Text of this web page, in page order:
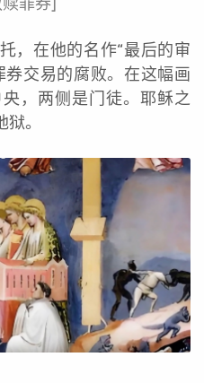
，在他的名作“最后的审
交易的腐败。在这幅画
，两侧是门徒。耶稣之
。